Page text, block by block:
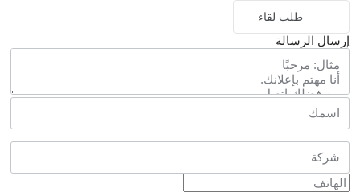
طلب لقاء
إرسال الرسالة